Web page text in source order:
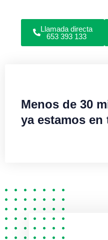
Llamada directa
653 393 133
Menos de 30
ya estamos en